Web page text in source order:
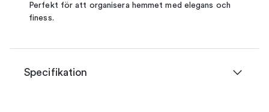
Perfekt för att organisera hemmet med elegans och
finess.
Specifikation